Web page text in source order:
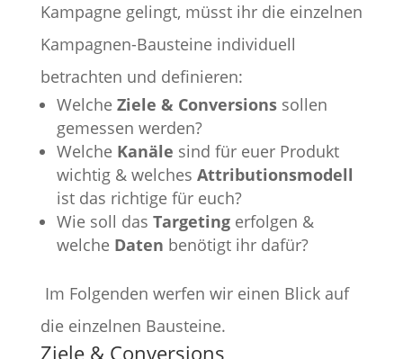
Kampagne gelingt, müsst ihr die einzelnen
Kampagnen-Bausteine individuell
betrachten und definieren:
Welche Ziele & Conversionssollen
gemessen werden?
Welche Kanäle sind für euer Produkt
wichtig & welches Attributionsmodell
ist das richtige für euch?
Wie soll das Targetingerfolgen &
welche Daten benötigt ihr dafür?
Im Folgenden werfen wir einen Blick auf
die einzelnen Bausteine.
Ziele & Conversions